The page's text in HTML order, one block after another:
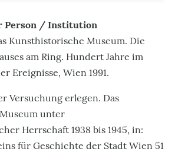
Person / Institution
Kunsthistorische Museum. Die
am Ring. Hundert Jahre im
Ereignisse, Wien 1991.
Versuchung erlegen. Das
unter
Herrschaft 1938 bis 1945, in:
für Geschichte der Stadt Wien 51